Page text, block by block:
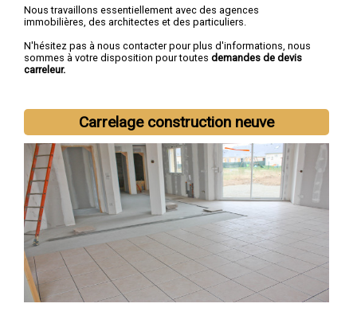
Nous travaillons essentiellement avec des agences
immobilières, des architectes et des particuliers.
N'hésitez pas à nous contacter pour plus d'informations, nous
sommes à votre disposition pour toutes demandes de devis
carreleur.
Carrelage construction neuve